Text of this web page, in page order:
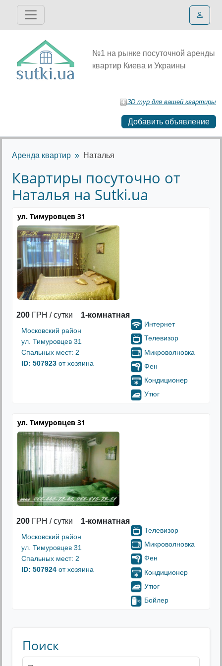
№1 на рынке посуточной аренды
квартир Киева и Украины
3D тур для вашей квартиры
Добавить объявление
Аренда квартир Наталья
Квартиры посуточно от
Наталья на Sutki.ua
ул. Тимуровцев 31
200 ГРН / сутки 1-комнатная
Московский район
ул. Тимуровцев 31
Спальных мест: 2
ID: 507923 от хозяина
Интернет
Телевизор
Микроволновка
Фен
Кондиционер
Утюг
ул. Тимуровцев 31
200 ГРН / сутки 1-комнатная
Московский район
ул. Тимуровцев 31
Спальных мест: 2
ID: 507924 от хозяина
Телевизор
Микроволновка
Фен
Кондиционер
Утюг
Бойлер
Поиск